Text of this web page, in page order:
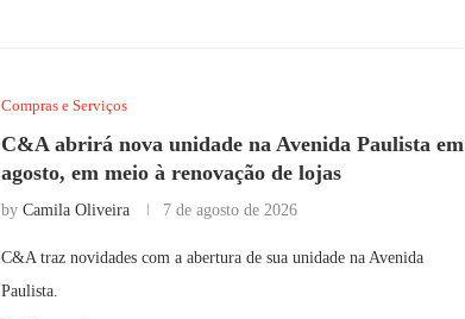
Compras e Serviços
C&A abrirá nova unidade na Avenida Paulista em
agosto, em meio à renovação de lojas
by Camila Oliveira 7 de agosto de 2026
C&A traz novidades com a abertura de sua unidade na Avenida
Paulista.